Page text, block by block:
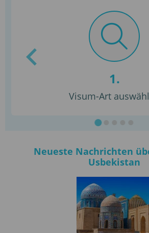
1.
Visum-Art
Neueste Nachrichten
Usbekistan